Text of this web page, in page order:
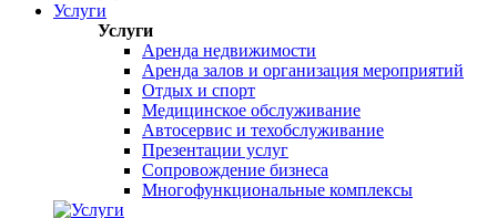
Услуги
Услуги
Аренда недвижимости
Аренда залов и организация мероприятий
Отдых и спорт
Медицинское обслуживание
Автосервис и техобслуживание
Презентации услуг
Сопровождение бизнеса
Многофункциональные комплексы